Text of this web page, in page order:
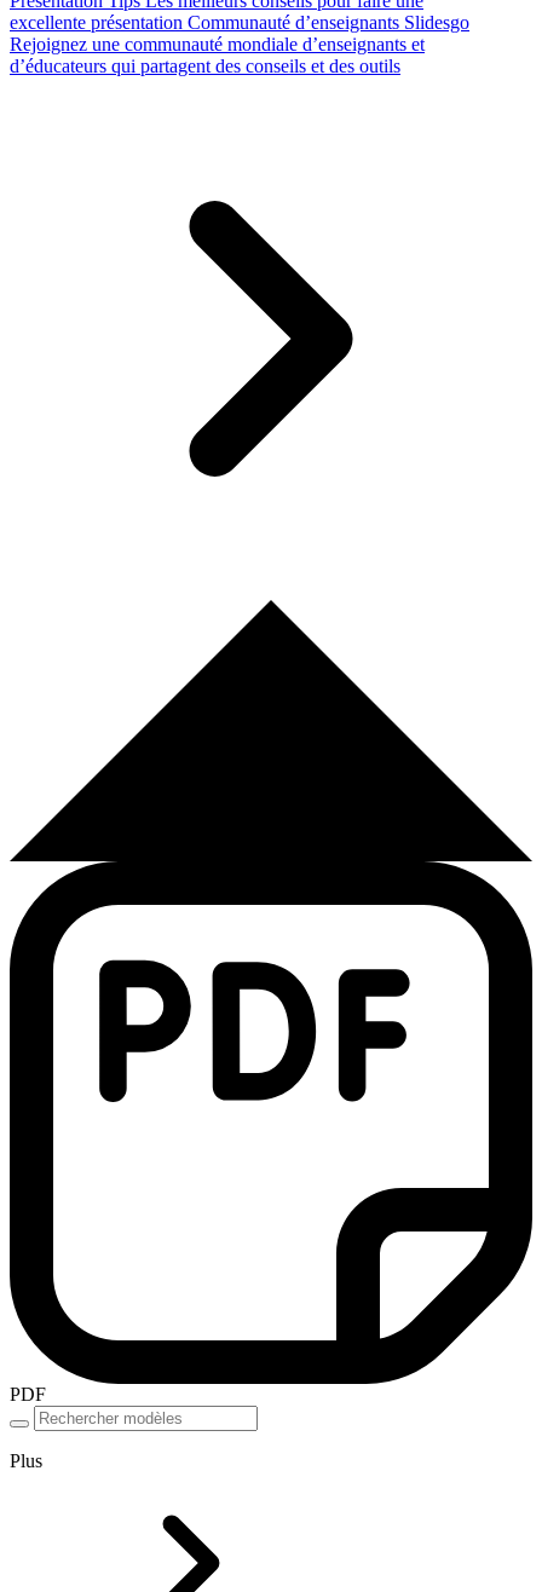
excellente présentation Communauté d’enseignants Slidesgo
Rejoignez une communauté mondiale d’enseignants et
d’éducateurs qui partagent des conseils et des outils
PDF
Plus